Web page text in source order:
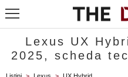
Lexus UX
2025, scheda